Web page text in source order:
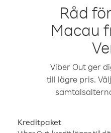
Råd
Macau
Viber Out ger
till lägre pris.
Kreditpaket